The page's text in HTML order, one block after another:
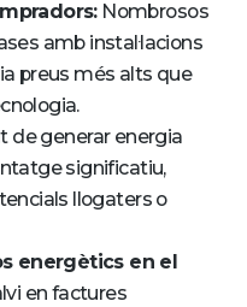
Nombrosos
amb instal·lacions
preus més alts que
de generar energia
significatiu,
llogaters o
energètics en el
en factures